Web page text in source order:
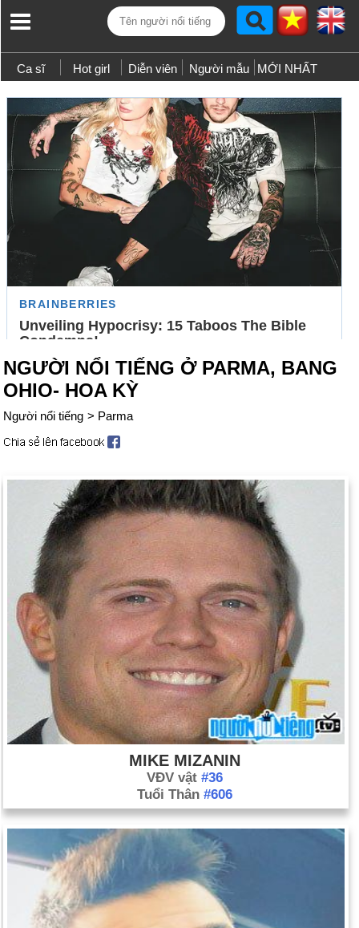
Ca sĩ Hot girl Diễn viên Người mẫu MỚI NHẤT
NGƯỜI NỔI TIẾNG Ở PARMA, BANG
OHIO- HOA KỲ
Người nổi tiếng > Parma
MIKE MIZANIN
VĐV vật #36
Tuổi Thân #606